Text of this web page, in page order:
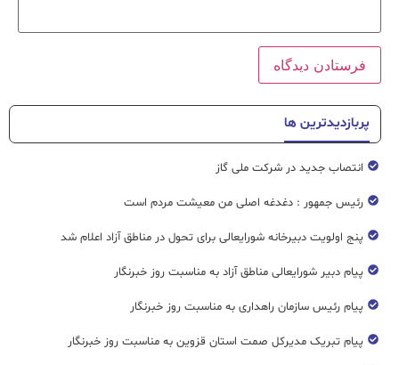
پربازدیدترین ها
انتصاب جدید در شرکت ملی گاز
رئیس جمهور : دغدغه اصلی من معیشت مردم است
پنج اولویت دبیرخانه شورایعالی برای تحول در مناطق آزاد اعلام شد
پیام دبیر شورایعالی مناطق آزاد به مناسبت روز خبرنگار
پیام رئیس سازمان راهداری به مناسبت روز خبرنگار
پیام تبریک مدیرکل صمت استان قزوین به مناسبت روز خبرنگار